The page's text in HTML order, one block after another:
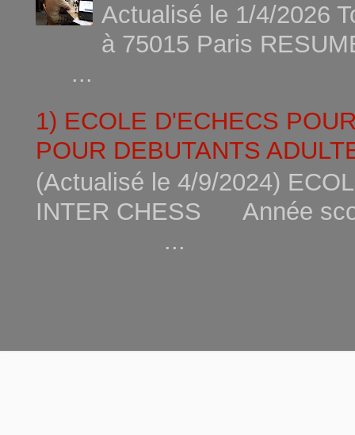
Actualisé le 1/4/2026
à 75015
...
1) ECOLE D'ECHECS
POUR DEBUTANTS
(Actualisé le 4/9/2024)
INTER CHESS Année
...